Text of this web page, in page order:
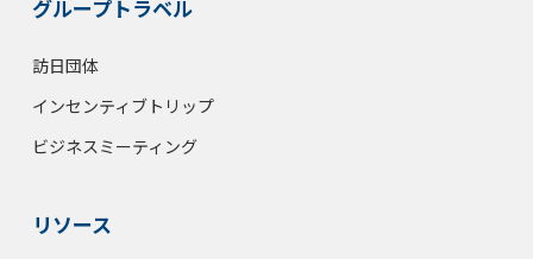
グループトラベル
訪日団体
インセンティブトリップ
ビジネスミーティング
リソース